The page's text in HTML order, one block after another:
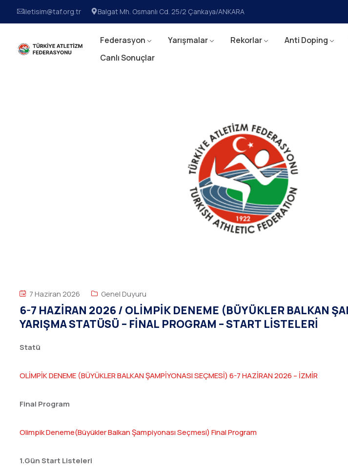
iletisim@taf.org.tr Balgat Mh. Osmanlı Cd. 25/2 Çankaya/ANKARA
Federasyon Yarışmalar Rekorlar Anti Doping
Canlı Sonuçlar
7 Haziran 2026 Genel Duyuru
6-7 HAZİRAN 2026 / OLİMPİK DENEME (BÜYÜKLER BALKAN
YARIŞMA STATÜSÜ – FİNAL PROGRAM – START LİSTELERİ
Statü
OLİMPİK DENEME (BÜYÜKLER BALKAN ŞAMPİYONASI SEÇMESİ) 6-7 HAZİRAN 2026 – İZMİR
Final Program
Olimpik Deneme(Büyükler Balkan Şampiyonası Seçmesi) Final Program
1.Gün Start Listeleri